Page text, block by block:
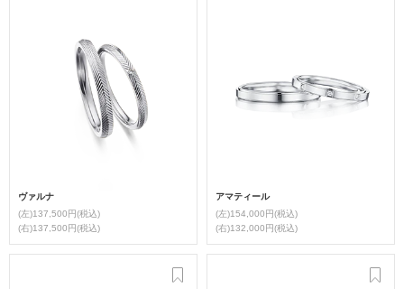
ヴァルナ
(左)137,500円(税込)
(右)137,500円(税込)
アマティール
(左)154,000円(税込)
(右)132,000円(税込)